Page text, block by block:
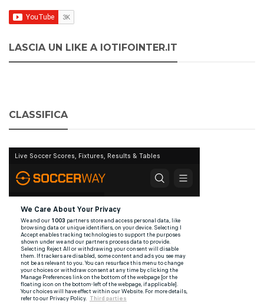
LASCIA UN LIKE A IOTIFOINTER.IT
CLASSIFICA